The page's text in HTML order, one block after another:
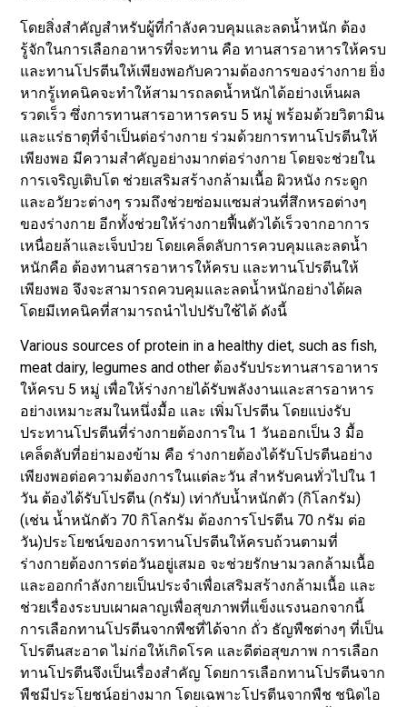
โดยสิ่งสำคัญสำหรับผู้ที่กำลังควบคุมและลดน้ำหนัก ต้อง
รู้จักในการเลือกอาหารที่จะทาน คือ ทานสารอาหารให้ครบ
และทานโปรตีนให้เพียงพอกับความต้องการของร่างกาย ยิ่ง
หากรู้เทคนิคจะทำให้สามารถลดน้ำหนักได้อย่างเห็นผล
รวดเร็ว ซึ่งการทานสารอาหารครบ 5 หมู่ พร้อมด้วยวิตามิน
และแร่ธาตุที่จำเป็นต่อร่างกาย ร่วมด้วยการทานโปรตีนให้
เพียงพอ มีความสำคัญอย่างมากต่อร่างกาย โดยจะช่วยใน
การเจริญเติบโต ช่วยเสริมสร้างกล้ามเนื้อ ผิวหนัง กระดูก
และอวัยวะต่างๆ รวมถึงช่วยซ่อมแซมส่วนที่สึกหรอต่างๆ
ของร่างกาย อีกทั้งช่วยให้ร่างกายฟื้นตัวได้เร็วจากอาการ
เหนื่อยล้าและเจ็บป่วย โดยเคล็ดลับการควบคุมและลดน้ำ
หนักคือ ต้องทานสารอาหารให้ครบ และทานโปรตีนให้
เพียงพอ จึงจะสามารถควบคุมและลดน้ำหนักอย่างได้ผล
โดยมีเทคนิคที่สามารถนำไปปรับใช้ได้ ดังนี้
Various sources of protein in a healthy diet, such as fish,
meat dairy, legumes and other ต้องรับประทานสารอาหาร
ให้ครบ 5 หมู่ เพื่อให้ร่างกายได้รับพลังงานและสารอาหาร
อย่างเหมาะสมในหนึ่งมื้อ และ เพิ่มโปรตีน โดยแบ่งรับ
ประทานโปรตีนที่ร่างกายต้องการใน 1 วันออกเป็น 3 มื้อ
เคล็ดลับที่อย่ามองข้าม คือ ร่างกายต้องได้รับโปรตีนอย่าง
เพียงพอต่อความต้องการในแต่ละวัน สำหรับคนทั่วไปใน 1
วัน ต้องได้รับโปรตีน (กรัม) เท่ากับน้ำหนักตัว (กิโลกรัม)
(เช่น น้ำหนักตัว 70 กิโลกรัม ต้องการโปรตีน 70 กรัม ต่อ
วัน)ประโยชน์ของการทานโปรตีนให้ครบถ้วนตามที่
ร่างกายต้องการต่อวันอยู่เสมอ จะช่วยรักษามวลกล้ามเนื้อ
และออกกำลังกายเป็นประจำเพื่อเสริมสร้างกล้ามเนื้อ และ
ช่วยเรื่องระบบเผาผลาญเพื่อสุขภาพที่แข็งแรงนอกจากนี้
การเลือกทานโปรตีนจากพืชที่ได้จาก ถั่ว ธัญพืชต่างๆ ที่เป็น
โปรตีนสะอาด ไม่ก่อให้เกิดโรค และดีต่อสุขภาพ การเลือก
ทานโปรตีนจึงเป็นเรื่องสำคัญ โดยการเลือกทานโปรตีนจาก
พืชมีประโยชน์อย่างมาก โดยเฉพาะโปรตีนจากพืช ชนิดไอ